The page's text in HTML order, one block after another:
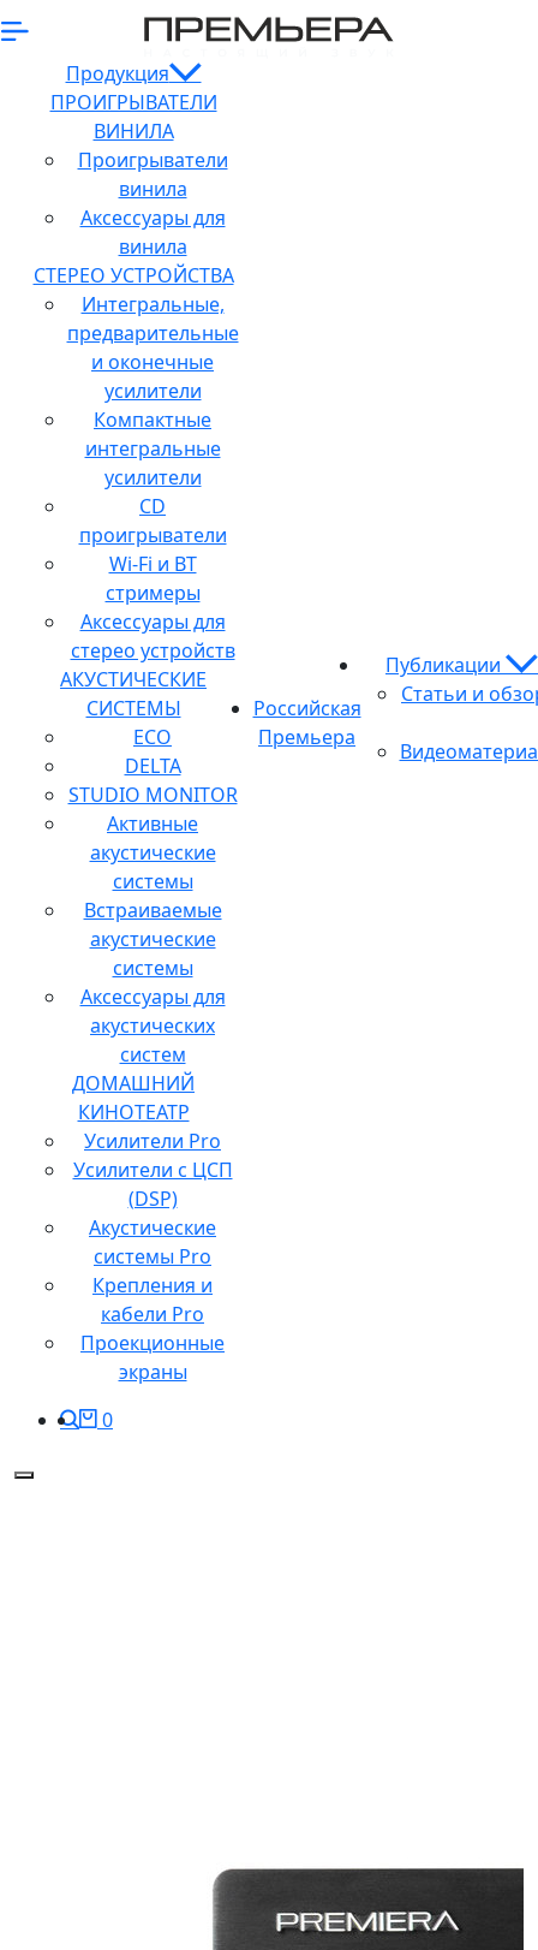
Продукция
ПРОИГРЫВАТЕЛИ
ВИНИЛА
Проигрыватели
винила
Аксессуары для
винила
СТЕРЕО УСТРОЙСТВА
Интегральные,
предварительные
и оконечные
усилители
Компактные
интегральные
усилители
CD
проигрыватели
Wi-Fi и BT
стримеры
Аксессуары для
стерео устройств
АКУСТИЧЕСКИЕ
СИСТЕМЫ
ECO
DELTA
STUDIO MONITOR
Активные
акустические
системы
Встраиваемые
акустические
системы
Аксессуары для
акустических
систем
ДОМАШНИЙ
КИНОТЕАТР
Усилители Pro
Усилители с ЦСП
(DSP)
Акустические
системы Pro
Крепления и
кабели Pro
Проекционные
экраны
Российская
Премьера
Публикации
Статьи и
0